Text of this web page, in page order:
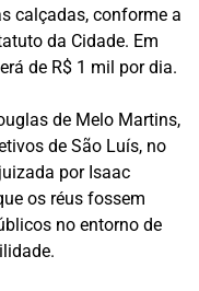
calçadas, conforme a
da Cidade. Em
de R$ 1 mil por dia.
de Melo Martins,
de São Luís, no
por Isaac
os réus fossem
no entorno de